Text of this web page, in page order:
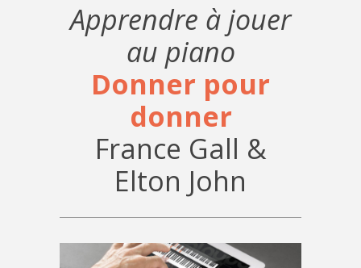
Apprendre à jouer
au piano
Donner pour
donner
France Gall &
Elton John